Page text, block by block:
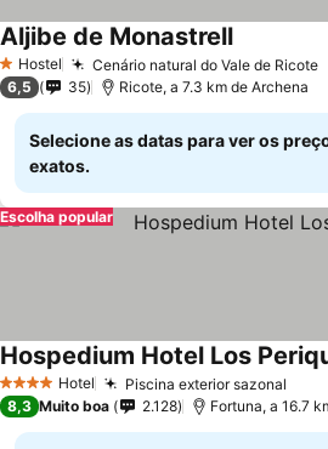
1 Estrelas
Hostel Cenário natural do Vale de Ricote
Aljibe de Monastrell
6,5 35 Ricote, a 7.3 km de Archena
Selecione as datas para ver os
exatos.
Escolha popular
4 EstrelasHotel Piscina exterior sazonal
Hospedium Hotel Los
8,3 Muito boa 2.128 Fortuna, a 16.7